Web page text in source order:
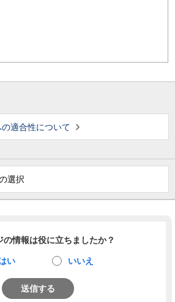
適合性について
選択
の情報は役に立ちましたか？
い いいえ
送信する